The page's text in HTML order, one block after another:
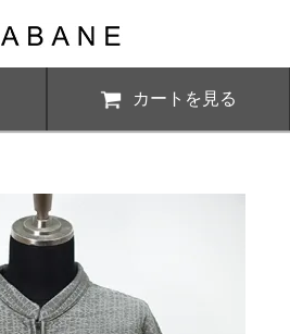
カートを見る